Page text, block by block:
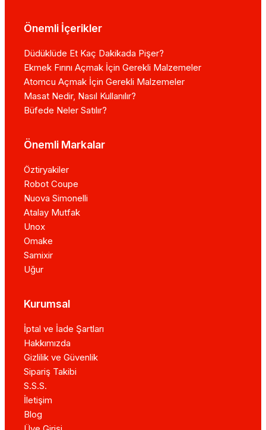
Önemli İçerikler
Düdüklüde Et Kaç Dakikada Pişer?
Ekmek Fırını Açmak İçin Gerekli Malzemeler
Atomcu Açmak İçin Gerekli Malzemeler
Masat Nedir, Nasıl Kullanılır?
Büfede Neler Satılır?
Önemli Markalar
Öztiryakiler
Robot Coupe
Nuova Simonelli
Atalay Mutfak
Unox
Omake
Samixir
Uğur
Kurumsal
İptal ve İade Şartları
Hakkımızda
Gizlilik ve Güvenlik
Sipariş Takibi
S.S.S.
İletişim
Blog